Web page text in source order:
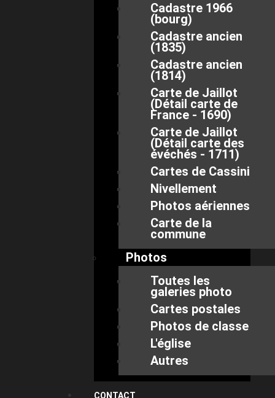
Cadastre 1966
(bourg)
Cadastre ancien
(1835)
Cadastre ancien
(1814)
Carte de Jaillot
(Détail carte de
France - 1690)
Carte de Jaillot
(Détail carte des
évéchés - 1711)
Cartes de Cassini
Nivellement
Photos aériennes
Carte de la
commune
Photos
Toutes les
galeries photo
Cartes postales
Photos de classe
L'église
Autres
CONTACT